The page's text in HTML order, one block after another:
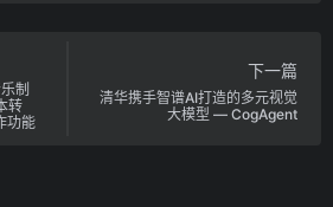
制
转
功能
下一篇
清华携手智谱AI打造的多元视觉
大模型 — CogAgent